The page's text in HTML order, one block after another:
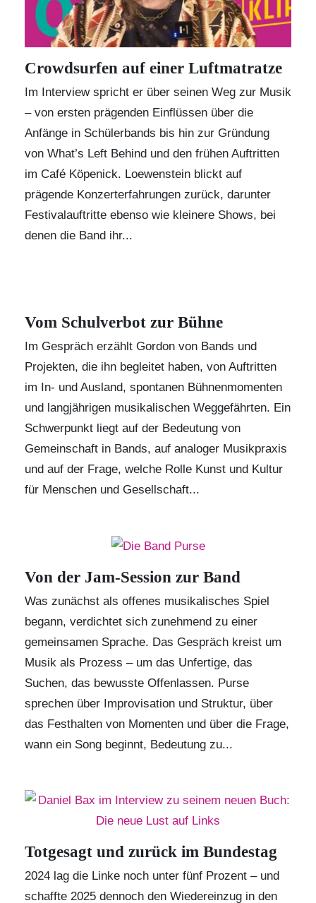
Crowdsurfen auf einer Luftmatratze
Im Interview spricht er über seinen Weg zur Musik
– von ersten prägenden Einflüssen über die
Anfänge in Schülerbands bis hin zur Gründung
von What’s Left Behind und den frühen Auftritten
im Café Köpenick. Loewenstein blickt auf
prägende Konzerterfahrungen zurück, darunter
Festivalauftritte ebenso wie kleinere Shows, bei
denen die Band ihr...
Vom Schulverbot zur Bühne
Im Gespräch erzählt Gordon von Bands und
Projekten, die ihn begleitet haben, von Auftritten
im In- und Ausland, spontanen Bühnenmomenten
und langjährigen musikalischen Weggefährten. Ein
Schwerpunkt liegt auf der Bedeutung von
Gemeinschaft in Bands, auf analoger Musikpraxis
und auf der Frage, welche Rolle Kunst und Kultur
für Menschen und Gesellschaft...
Von der Jam-Session zur Band
Was zunächst als offenes musikalisches Spiel
begann, verdichtet sich zunehmend zu einer
gemeinsamen Sprache. Das Gespräch kreist um
Musik als Prozess – um das Unfertige, das
Suchen, das bewusste Offenlassen. Purse
sprechen über Improvisation und Struktur, über
das Festhalten von Momenten und über die Frage,
wann ein Song beginnt, Bedeutung zu...
Totgesagt und zurück im Bundestag
2024 lag die Linke noch unter fünf Prozent – und
schaffte 2025 dennoch den Wiedereinzug in den